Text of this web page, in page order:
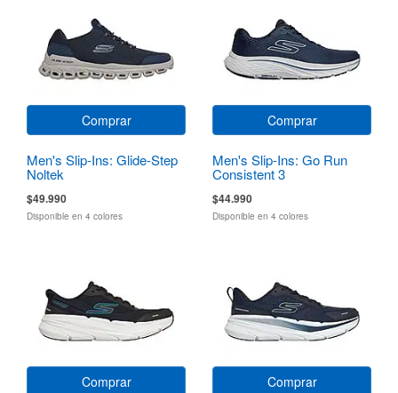
Comprar
Men's Slip-Ins: Glide-Step
Noltek
$49.990
Disponible en 4 colores
Comprar
Men's Slip-Ins: Go Run
Consistent 3
$44.990
Disponible en 4 colores
Comprar Comprar